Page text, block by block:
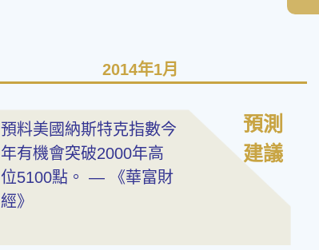
2014年1月
預料美國納斯特克指數今
年有機會突破2000年高
位5100點。 — 《華富財
經》
預測
建議